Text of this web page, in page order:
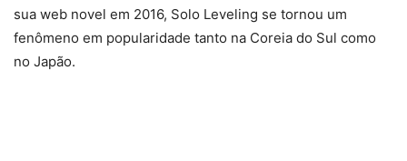
sua web novel em 2016, Solo Leveling se tornou um
fenômeno em popularidade tanto na Coreia do Sul como
no Japão.